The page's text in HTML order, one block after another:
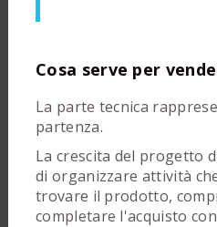
Cosa serve per
La parte tecnica
partenza.
La crescita del progetto
di organizzare attività
trovare il prodotto,
completare l'acquisto